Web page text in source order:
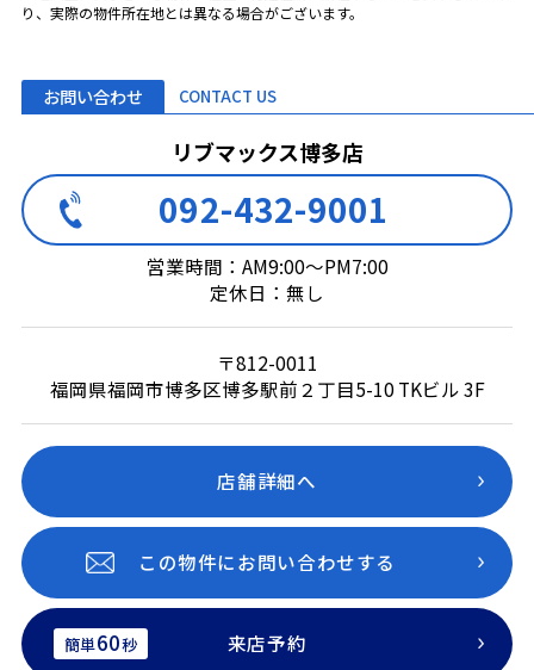
り、実際の物件所在地とは異なる場合がございます。
お問い合わせ CONTACT US
リブマックス博多店
092-432-9001
営業時間：AM9:00～PM7:00
定休日：無し
〒812-0011
福岡県福岡市博多区博多駅前２丁目5-10 TKビル 3F
店舗詳細へ
この物件にお問い合わせする
簡単60秒 来店予約